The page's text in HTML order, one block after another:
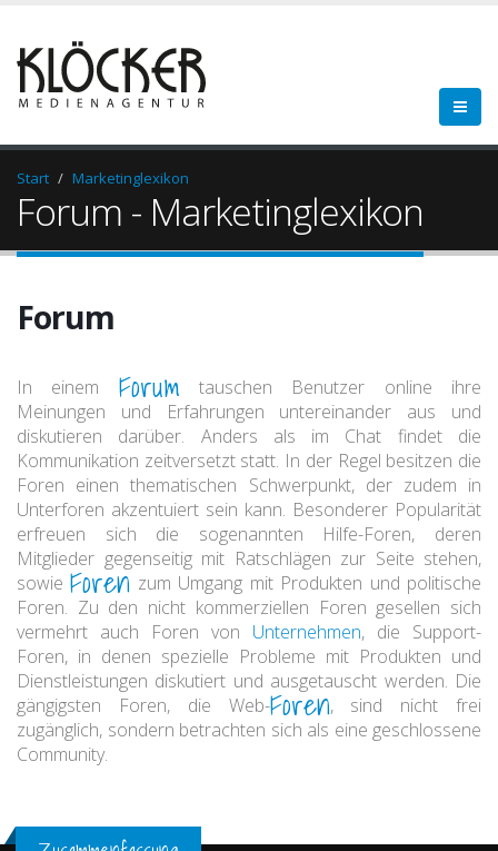
Start Marketinglexikon
Forum - Marketinglexikon
Forum
In einem Forum tauschen Benutzer online ihre
Meinungen und Erfahrungen untereinander aus und
diskutieren darüber. Anders als im Chat findet die
Kommunikation zeitversetzt statt. In der Regel besitzen die
Foren einen thematischen Schwerpunkt, der zudem in
Unterforen akzentuiert sein kann. Besonderer Popularität
erfreuen sich die sogenannten Hilfe-Foren, deren
Mitglieder gegenseitig mit Ratschlägen zur Seite stehen,
sowieForen zum Umgang mit Produkten und politische
Foren. Zu den nicht kommerziellen Foren gesellen sich
vermehrt auch Foren von Unternehmen, die Support-
Foren, in denen spezielle Probleme mit Produkten und
Dienstleistungen diskutiert und ausgetauscht werden. Die
gängigsten Foren, die Web-Foren, sind nicht frei
zugänglich, sondern betrachten sich als eine geschlossene
Community.